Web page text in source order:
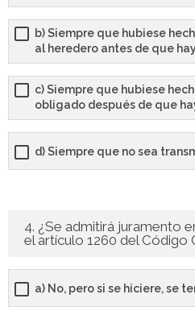
- - TEST de Administrativo
- - Oposición
VALENCIANA – Turno Libre
FAQS – Preguntas Frecuentes
b) Siempre que hubiese
al heredero antes de que
c) Siempre que hubiese
obligado después de que
d) Siempre que no sea
4. ¿Se admitirá juramento
el artículo 1260 del Código
a) No, pero si se hiciere, se